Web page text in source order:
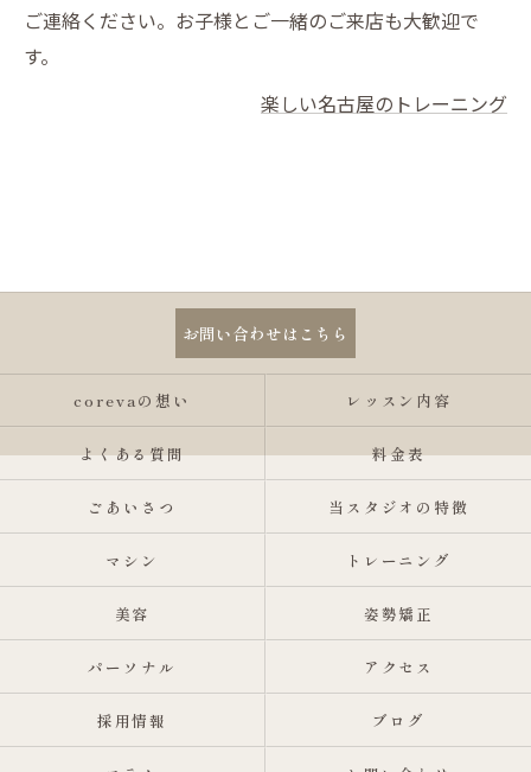
ご連絡ください。お子様とご一緒のご来店も大歓迎で
す。
楽しい名古屋のトレーニング
お問い合わせはこちら
corevaの想い レッスン内容
よくある質問 料金表
ごあいさつ 当スタジオの特徴
マシン トレーニング
美容 姿勢矯正
パーソナル アクセス
採用情報 ブログ